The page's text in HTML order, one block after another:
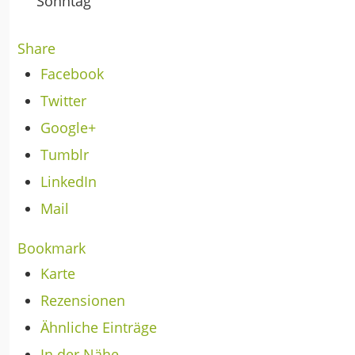
Share
Facebook
Twitter
Google+
Tumblr
LinkedIn
Mail
Bookmark
Karte
Rezensionen
Ähnliche Einträge